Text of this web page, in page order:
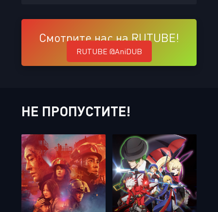
Смотрите нас на RUTUBE!
RUTUBE @AniDUB
НЕ ПРОПУСТИТЕ!